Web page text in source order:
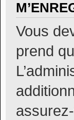
Vous
prend